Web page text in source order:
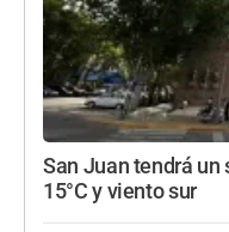
San Juan tendrá un
15°C y viento sur